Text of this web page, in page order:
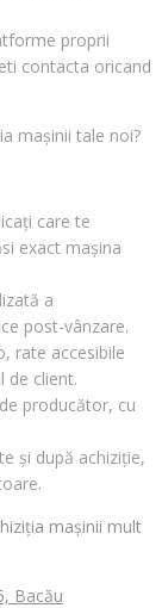
proprii
contacta oricand
mașinii tale noi?
care te
exact mașina
a
post-vânzare.
rate accesibile
de client.
producător, cu
și după achiziție,
mașinii mult
Bacău